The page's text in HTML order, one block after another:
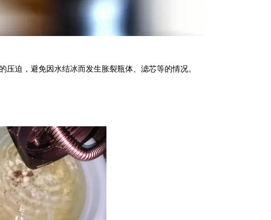
迫，避免因水结冰而发生胀裂瓶体、滤芯等的情况。